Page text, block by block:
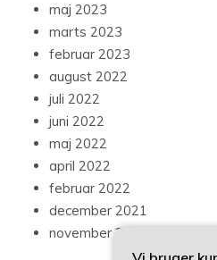
maj 2023
marts 2023
februar 2023
august 2022
juli 2022
juni 2022
maj 2022
april 2022
februar 2022
december 2021
november 2021